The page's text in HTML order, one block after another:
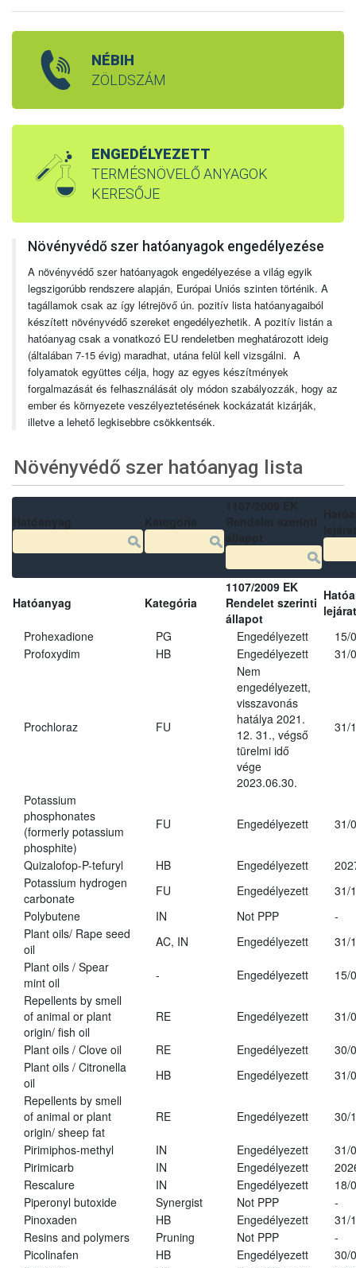
NÉBIH
ZÖLDSZÁM
ENGEDÉLYEZETT
TERMÉSNÖVELŐ ANYAGOK
KERESŐJE
Növényvédő szer hatóanyagok engedélyezése
A növényvédő szer hatóanyagok engedélyezése a világ egyik
legszigorúbb rendszere alapján, Európai Uniós szinten történik. A
tagállamok csak az így létrejövő ún. pozitív lista hatóanyagaiból
készített növényvédő szereket engedélyezhetik. A pozitív listán a
hatóanyag csak a vonatkozó EU rendeletben meghatározott ideig
(általában 7-15 évig) maradhat, utána felül kell vizsgálni. A
folyamatok együttes célja, hogy az egyes készítmények
forgalmazását és felhasználását oly módon szabályozzák, hogy az
ember és környezete veszélyeztetésének kockázatát kizárják,
illetve a lehető legkisebbre csökkentsék.
Növényvédő szer hatóanyag lista
Hatóanyag Kategória
1107/2009 EK
Rendelet szerinti
állapot
Prohexadione
PG Engedélyezett
15/
Profoxydim
HB Engedélyezett 31/
Prochloraz FU
Nem
engedélyezett,
visszavonás
hatálya 2021.
12. 31., végső
türelmi idő
vége
2023.06.30.
31/
Potassium
phosphonates
(formerly potassium
phosphite)
FU Engedélyezett 31/
Quizalofop-P-tefuryl HB Engedélyezett
Potassium hydrogen
carbonate
FU Engedélyezett
31/
Polybutene
IN Not PPP
-
Plant oils/ Rape seed
oil
AC, IN Engedélyezett
31/
Plant oils / Spear
mint oil
- Engedélyezett
15/
Repellents by smell
of animal or plant
origin/ fish oil
RE Engedélyezett 31/
Plant oils / Clove oil RE Engedélyezett
30/
Plant oils / Citronella
oil
HB Engedélyezett
31/
Repellents by smell
of animal or plant
origin/ sheep fat
RE Engedélyezett 30/
Pirimiphos-methyl IN Engedélyezett
31/
Pirimicarb
IN Engedélyezett
Rescalure
IN Engedélyezett
18/
Piperonyl butoxide
Synergist Not PPP
-
Pinoxaden
HB Engedélyezett
31/
Resins and polymers
Pruning Not PPP
-
Picolinafen
HB Engedélyezett
30/